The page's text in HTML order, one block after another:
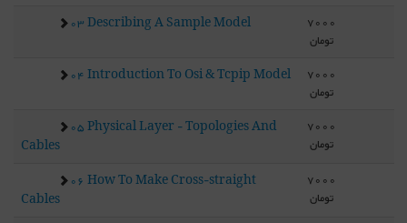
03 Describing A Sample Model
7000
تومان
04 Introduction To Osi & Tcpip Model
7000
تومان
05 Physical Layer - Topologies And
Cables
7000
تومان
06 How To Make Cross-straight
Cables
7000
تومان